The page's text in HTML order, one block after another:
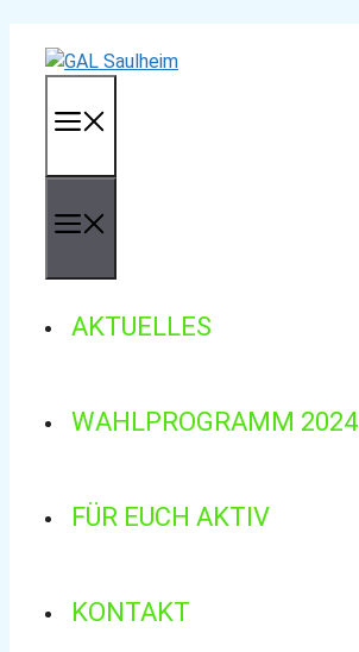
Inhalt
AKTUELLES
WAHLPROGRAMM 2024
FÜR EUCH AKTIV
KONTAKT